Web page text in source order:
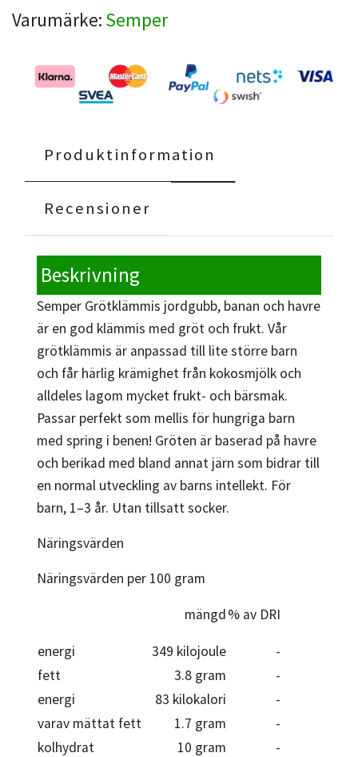
Varumärke: Semper
Produktinformation
Recensioner
Beskrivning
Semper Grötklämmis jordgubb, banan och havre
är en god klämmis med gröt och frukt. Vår
grötklämmis är anpassad till lite större barn
och får härlig krämighet från kokosmjölk och
alldeles lagom mycket frukt- och bärsmak.
Passar perfekt som mellis för hungriga barn
med spring i benen! Gröten är baserad på havre
och berikad med bland annat järn som bidrar till
en normal utveckling av barns intellekt. För
barn, 1–3 år. Utan tillsatt socker.
Näringsvärden
Näringsvärden per 100 gram
mängd% av DRI
energi 349 kilojoule
-
fett
3.8 gram
-
energi
83 kilokalori
-
varav mättat fett
1.7 gram
-
kolhydrat
10 gram
-